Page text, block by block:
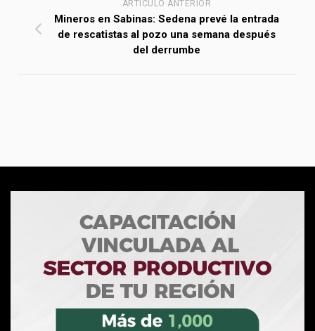
ARTÍCULO ANTERIOR
Mineros en Sabinas: Sedena prevé la entrada
de rescatistas al pozo una semana después
del derrumbe